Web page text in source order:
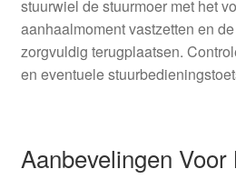
stuurwiel de stuurmoer met het
aanhaalmoment vastzetten en
zorgvuldig terugplaatsen.
en eventuele
Aanbevelingen Voor